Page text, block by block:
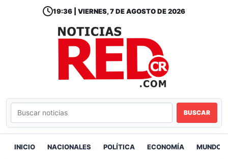
19:36 | VIERNES, 7 DE AGOSTO DE 2026
BUSCAR
INICIO NACIONALES POLÍTICA ECONOMÍA MUNDO